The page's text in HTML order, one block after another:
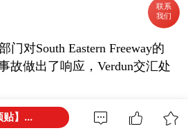
联系
我们
对South Eastern Freeway的
故做出了响应，Verdun交汇处
南澳警方敦促驾车者根据路况
贴】...